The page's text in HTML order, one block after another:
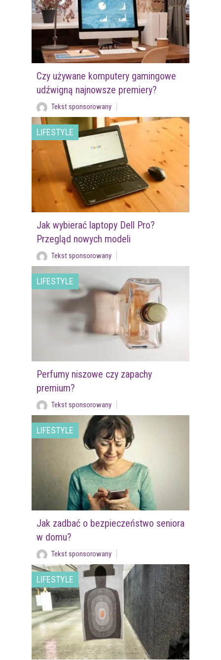
Czy używane komputery gamingowe
udźwigną najnowsze premiery?
Tekst sponsorowany
LIFESTYLE
Jak wybierać laptopy Dell Pro?
Przegląd nowych modeli
Tekst sponsorowany
LIFESTYLE
Perfumy niszowe czy zapachy
premium?
Tekst sponsorowany
LIFESTYLE
Jak zadbać o bezpieczeństwo seniora
w domu?
Tekst sponsorowany
LIFESTYLE